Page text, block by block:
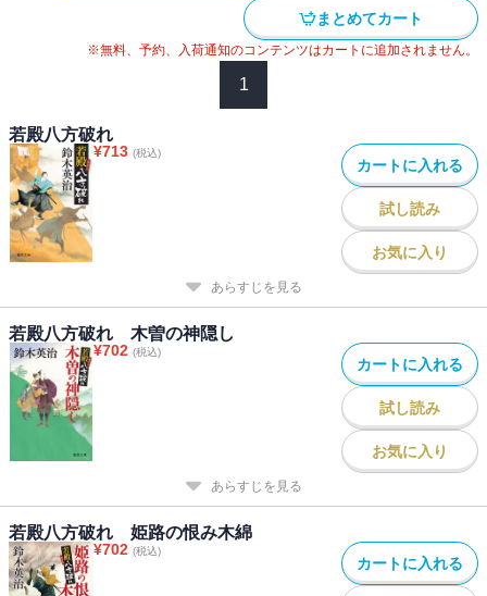
まとめてカート
※無料、予約、入荷通知のコンテンツはカートに追加されません。
1
若殿八方破れ
¥713 (税込)
カートに入れる
試し読み
お気に入り
あらすじを見る
若殿八方破れ 木曽の神隠し
¥702 (税込)
カートに入れる
試し読み
お気に入り
あらすじを見る
若殿八方破れ 姫路の恨み木綿
¥702 (税込)
カートに入れる